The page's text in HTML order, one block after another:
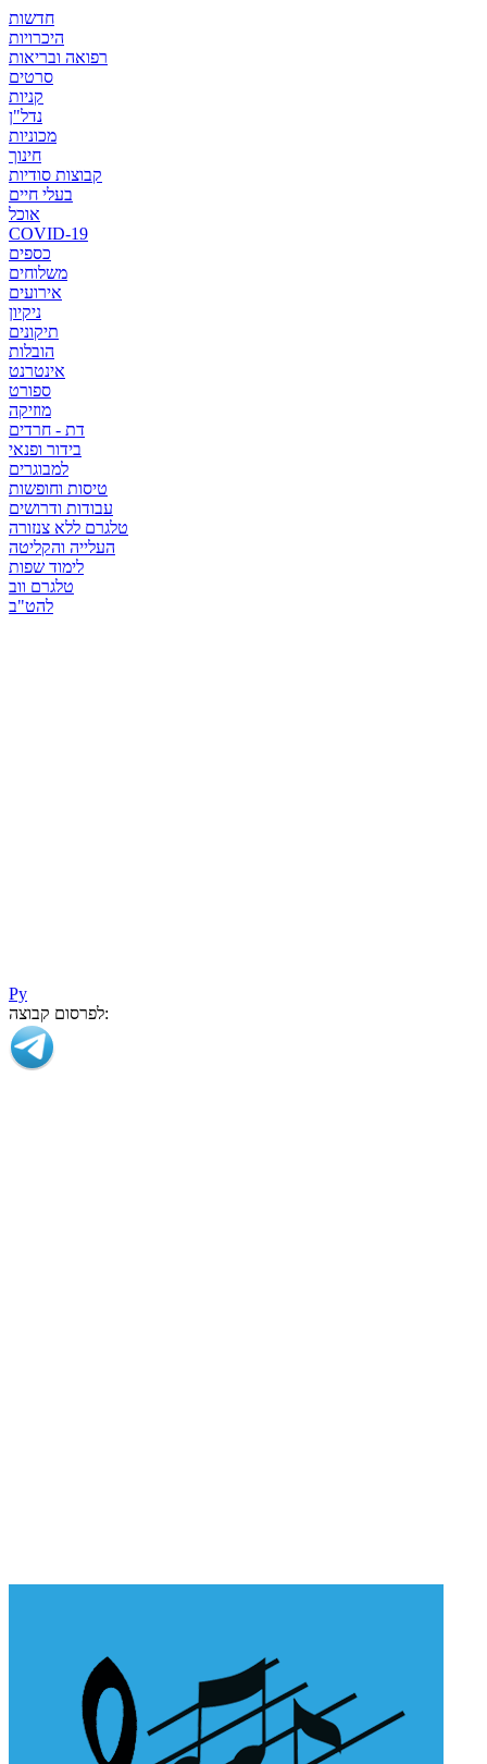
חדשות
היכרויות
רפואה ובריאות
סרטים
קניות
נדל"ן
מכוניות
חינוך
קבוצות סודיות
בעלי חיים
אוכל
COVID-19
כספים
משלוחים
אירועים
ניקיון
תיקונים
הובלות
אינטרנט
ספורט
מוזיקה
דת - חרדים
בידור ופנאי
למבוגרים
טיסות וחופשות
עבודות ודרושים
טלגרם ללא צנזורה
העלייה והקליטה
לימוד שפות
טלגרם ווב
להט"ב
Ру
לפרסום קבוצה: